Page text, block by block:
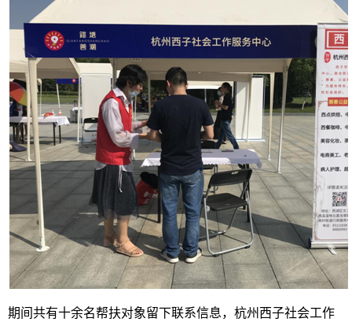
期间共有十余名帮扶对象留下联系信息，杭州西子社会工作